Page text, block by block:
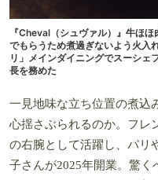
『Cheval（シュヴァル）』牛
でもらうため煮過ぎないよう火入
リ」メインダイニングでスーシェ
長を務めた
一見地味な立ち位置の煮込
心揺さぶられるのか。フレ
の右腕として活躍し、パリ
子さんが2025年開業。驚